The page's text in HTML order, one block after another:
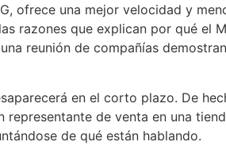
ofrece una mejor velocidad y
razones que explican por qué el
reunión de compañías
en el corto plazo. De
de venta en una
de qué están hablando.